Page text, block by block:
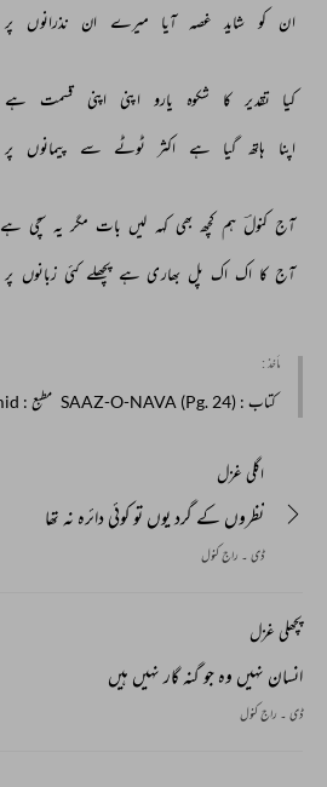
ان کو شاید غصہ آیا میرے ان نذرانوں پر
کیا تقدیر کا شکوہ یارو اپنی اپنی قسمت ہے
اپنا ہاتھ گیا ہے اکثر ٹوٹے سے پیمانوں پر
آج کنولؔ ہم کچھ بھی کہہ لیں بات مگر یہ سچی ہے
آج کا اک اک پل بھاری ہے پچھلے کئی زبانوں پر
مأخذ :
کتاب : SAAZ-O-NAVA (Pg. 24) مطبع : Raghu Nath suhai ummid
اگلی غزل
نظروں کے گرد یوں تو کوئی دائرہ نہ تھا
ڈی ۔ راج کنول
پچھلی غزل
انسان نہیں وہ جو گنہ گار نہیں ہیں
ڈی ۔ راج کنول